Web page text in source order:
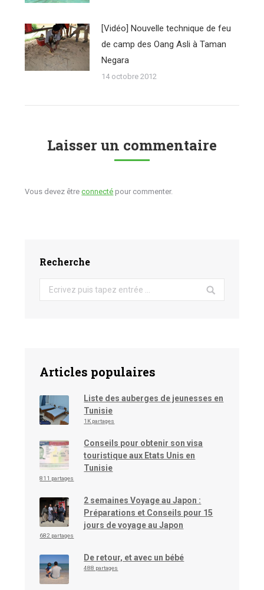
[Vidéo] Nouvelle technique de feu
de camp des Oang Asli à Taman
Negara
14 octobre 2012
Laisser un commentaire
Vous devez êtreconnecté pour commenter.
Recherche
Search:
Articles populaires
Liste des auberges de jeunesses en
Tunisie
1K partages
Conseils pour obtenir son visa
touristique aux Etats Unis en
Tunisie
811 partages
2 semaines Voyage au Japon :
Préparations et Conseils pour 15
jours de voyage au Japon
682 partages
De retour, et avec un bébé
488 partages